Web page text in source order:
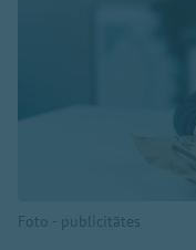
Foto - publicitātes